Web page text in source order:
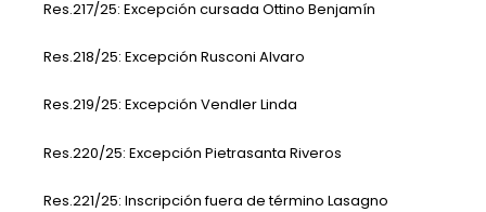
Res.217/25: Excepción cursada Ottino Benjamín
Res.218/25: Excepción Rusconi Alvaro
Res.219/25: Excepción Vendler Linda
Res.220/25: Excepción Pietrasanta Riveros
Res.221/25: Inscripción fuera de término Lasagno